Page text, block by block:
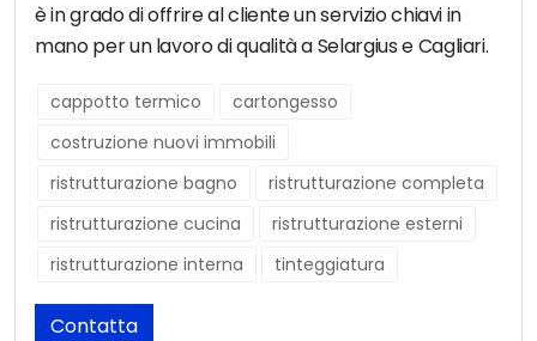
è in grado di offrire al cliente un servizio chiavi in
mano per un lavoro di qualità a Selargius e Cagliari.
cappotto termico
cartongesso
costruzione nuovi immobili
ristrutturazione bagno
ristrutturazione completa
ristrutturazione cucina
ristrutturazione esterni
ristrutturazione interna
tinteggiatura
Contatta